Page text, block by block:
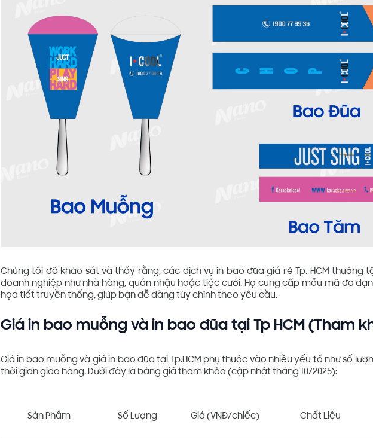
Chúng tôi đã khảo sát và thấy rằng, các dịch vụ in bao đũa giá rẻ Tp. HCM thường
doanh nghiệp như nhà hàng, quán nhậu hoặc tiệc cưới. Họ cung cấp mẫu mã đa
họa tiết truyền thống, giúp bạn dễ dàng tùy chỉnh theo yêu cầu.
Giá in bao muỗng và in bao đũa tại Tp HCM (Tham
Giá in bao muỗng và giá in bao đũa tại Tp.HCM phụ thuộc vào nhiều yếu tố như số
thời gian giao hàng. Dưới đây là bảng giá tham khảo (cập nhật tháng 10/2025):
Sản Phẩm Số Lượng Giá (VNĐ/chiếc) Chất Liệu